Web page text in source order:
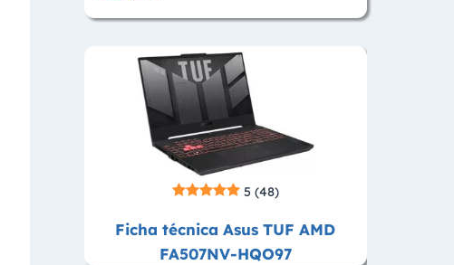
5 (48)
Ficha técnica Asus TUF AMD
FA507NV-HQO97